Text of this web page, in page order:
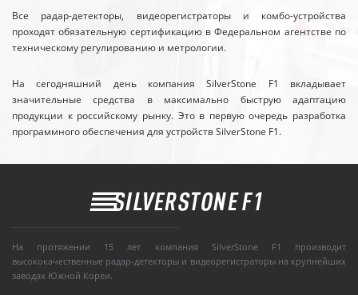
Все радар-детекторы, видеорегистраторы и комбо-устройства
проходят обязательную сертификацию в Федеральном агентстве по
техническому регулированию и метрологии.
На сегодняшний день компания SilverStone F1 вкладывает
значительные средства в максимально быструю адаптацию
продукции к российскому рынку. Это в первую очередь разработка
программного обеспечения для устройств SilverStone F1.
На протяжении 15 лет компания SilverStone F1 производит
высококачественные радар-детекторы и видеорегистраторы на крупнейших
заводах Южной Кореи.